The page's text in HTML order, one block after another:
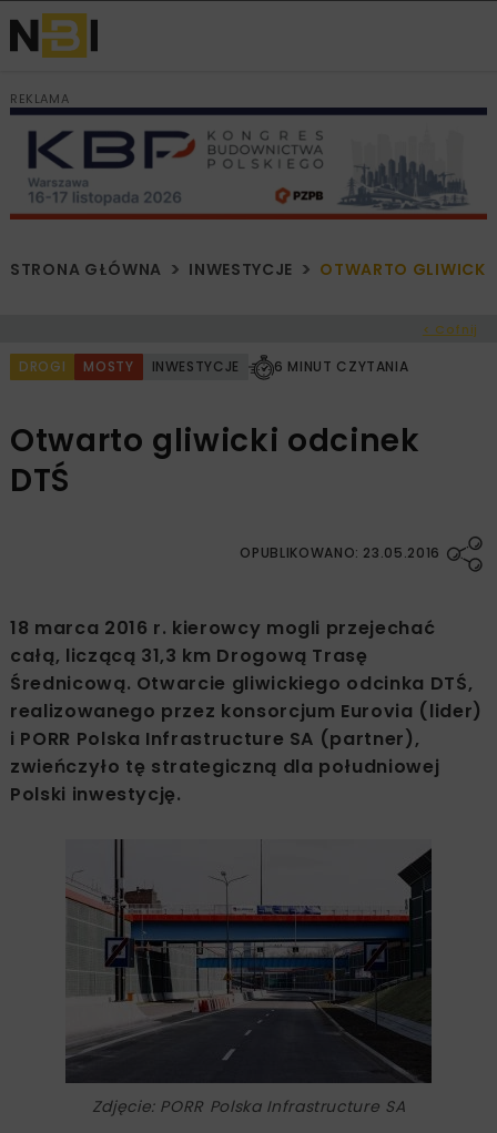
REKLAMA
STRONA GŁÓWNA INWESTYCJE OTWARTO GLIWICKI
< Cofnij
DROGI MOSTY INWESTYCJE 6 MINUT CZYTANIA
Otwarto gliwicki odcinek
DTŚ
OPUBLIKOWANO: 23.05.2016
18 marca 2016 r. kierowcy mogli przejechać
całą, liczącą 31,3 km Drogową Trasę
Średnicową. Otwarcie gliwickiego odcinka DTŚ,
realizowanego przez konsorcjum Eurovia (lider)
i PORR Polska Infrastructure SA (partner),
zwieńczyło tę strategiczną dla południowej
Polski inwestycję.
Zdjęcie: PORR Polska Infrastructure SA